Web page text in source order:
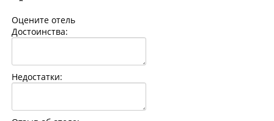
Цены дня
Страны
О нас
Контакты
Оцените отель
Достоинства:
Недостатки: